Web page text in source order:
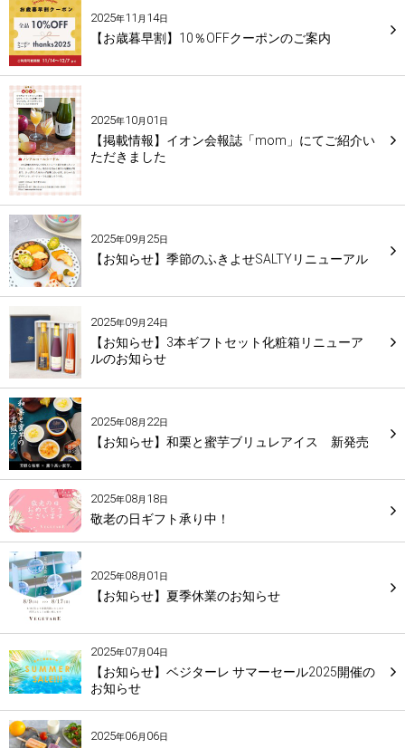
2025年11 月 14日
【お歳暮早割】10％OFFクーポンのご案内
2025年10月 01 日
【掲載情報】イオン会報誌「mom」にてご紹介い
ただきました
2025年09月 25日
【お知らせ】季節のふきよせSALTYリニューアル
2025年09月 24日
【お知らせ】3本ギフトセット化粧箱リニューア
ルのお知らせ
2025年08月 22日
【お知らせ】和栗と蜜芋ブリュレアイス 新発売
2025年08月 18日
敬老の日ギフト承り中！
2025年08月 01 日
【お知らせ】夏季休業のお知らせ
2025年07月 04日
【お知らせ】ベジターレ サマーセール2025開催の
お知らせ
2025年06月 06日